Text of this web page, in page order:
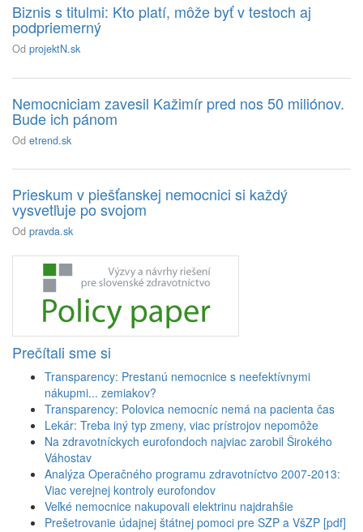
Biznis s titulmi: Kto platí, môže byť v testoch aj
podpriemerný
Od projektN.sk
Nemocniciam zavesil Kažimír pred nos 50 miliónov.
Bude ich pánom
Od etrend.sk
Prieskum v piešťanskej nemocnici si každý
vysvetľuje po svojom
Od pravda.sk
Prečítali sme si
Transparency: Prestanú nemocnice s neefektívnymi
nákupmi... zemiakov?
Transparency: Polovica nemocníc nemá na pacienta čas
Lekár: Treba iný typ zmeny, viac prístrojov nepomôže
Na zdravotníckych eurofondoch najviac zarobil Širokého
Váhostav
Analýza Operačného programu zdravotníctvo 2007-2013:
Viac verejnej kontroly eurofondov
Veľké nemocnice nakupovali elektrinu najdrahšie
Prešetrovanie údajnej štátnej pomoci pre SZP a VšZP [pdf]